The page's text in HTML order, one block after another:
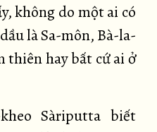
không do một ai có
là Sa-môn, Bà-la-
thiên hay bất cứ ai ở
Sàriputta biết